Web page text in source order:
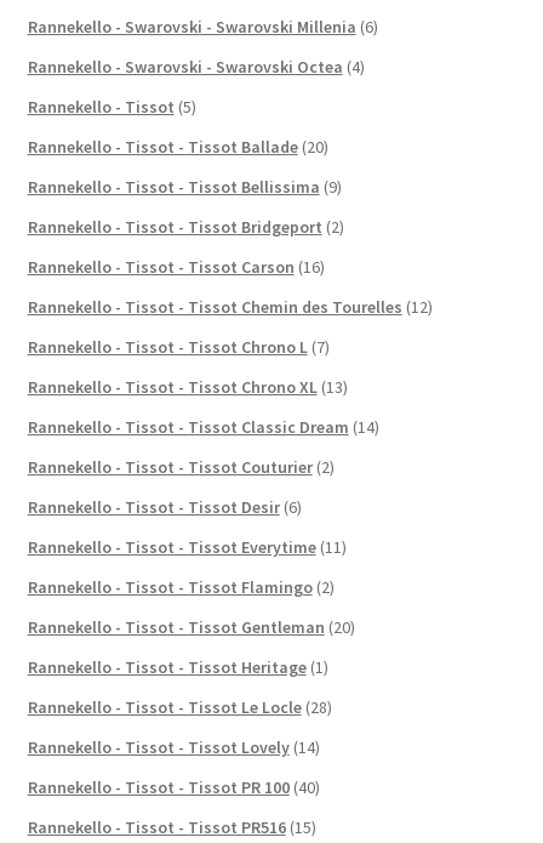
Rannekello - Swarovski - Swarovski Millenia (6)
Rannekello - Swarovski - Swarovski Octea (4)
Rannekello - Tissot (5)
Rannekello - Tissot - Tissot Ballade (20)
Rannekello - Tissot - Tissot Bellissima (9)
Rannekello - Tissot - Tissot Bridgeport (2)
Rannekello - Tissot - Tissot Carson (16)
Rannekello - Tissot - Tissot Chemin des Tourelles (12)
Rannekello - Tissot - Tissot Chrono L (7)
Rannekello - Tissot - Tissot Chrono XL (13)
Rannekello - Tissot - Tissot Classic Dream (14)
Rannekello - Tissot - Tissot Couturier (2)
Rannekello - Tissot - Tissot Desir (6)
Rannekello - Tissot - Tissot Everytime (11)
Rannekello - Tissot - Tissot Flamingo (2)
Rannekello - Tissot - Tissot Gentleman (20)
Rannekello - Tissot - Tissot Heritage (1)
Rannekello - Tissot - Tissot Le Locle (28)
Rannekello - Tissot - Tissot Lovely (14)
Rannekello - Tissot - Tissot PR 100 (40)
Rannekello - Tissot - Tissot PR516 (15)